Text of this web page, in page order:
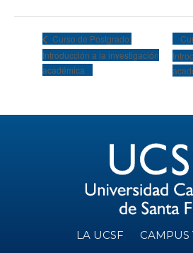
Curso de Postgrado:
Introducción a la investigación
académica
LA UCSF CAMPUS